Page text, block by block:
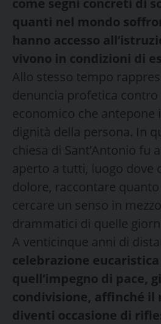
quanti nel mondo
hanno accesso
vivono in condizioni di
Allo stesso tempo
denuncia profetica
economico che antepone
dignità della persona. In
chiesa di Sant’Antonio fu
aperto a tutti, luogo dove
dolore, raccontare
cercare un senso in
drammatici di quelle
A venticinque anni di
celebrazione
quell’impegno di pace,
condivisione, affinché il
diventi occasione di